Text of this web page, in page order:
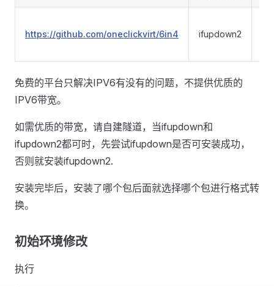
https://github.com/oneclickvirt/6in4 ifupdown2
免费的平台只解决IPV6有没有的问题，不提供优质的
IPV6带宽。
如需优质的带宽，请自建隧道，当ifupdown和
ifupdown2都可时，先尝试ifupdown是否可安装成功，
否则就安装ifupdown2.
安装完毕后，安装了哪个包后面就选择哪个包进行格式转
换。
初始环境修改
执行